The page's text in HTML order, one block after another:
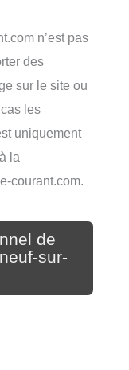
n’est pas
des
sur le site ou
les
uniquement
la
courant.com.
de
sur-